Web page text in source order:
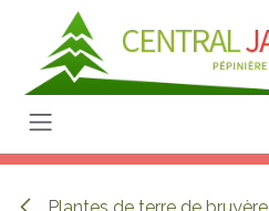
Se rendre au contenu